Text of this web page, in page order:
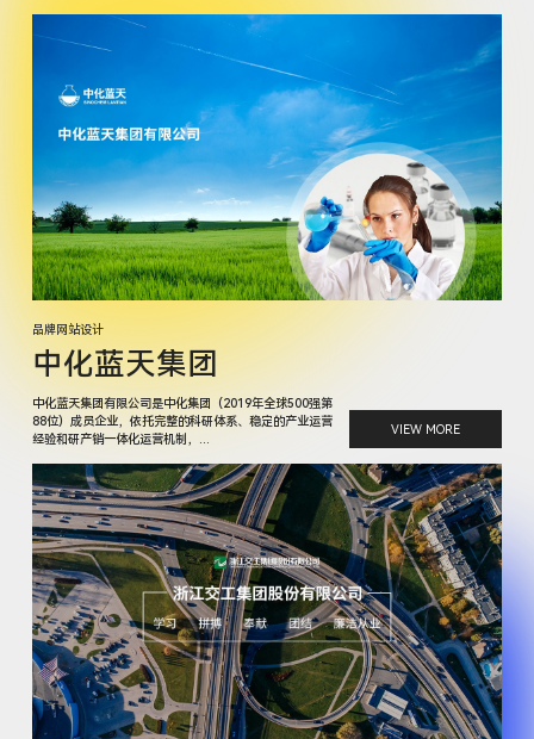
品牌网站设计
中化蓝天集团
中化蓝天集团有限公司是中化集团（2019年全球500强第
88位）成员企业，依托完整的科研体系、稳定的产业运营
经验和研产销一体化运营机制，...
VIEW MORE